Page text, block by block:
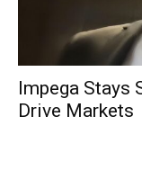
Impega Stays
Drive Markets